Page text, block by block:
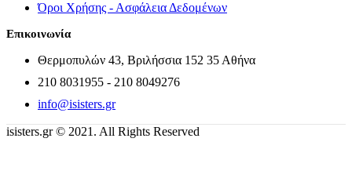
Όροι Χρήσης - Ασφάλεια Δεδομένων
Επικοινωνία
Θερμοπυλών 43, Βριλήσσια 152 35 Αθήνα
210 8031955 - 210 8049276
info@isisters.gr
isisters.gr © 2021. All Rights Reserved